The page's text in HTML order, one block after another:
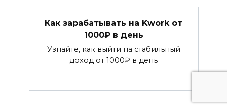
Как зарабатывать на Kwork от
1000₽ в день
Узнайте, как выйти на стабильный
доход от 1000₽ в день